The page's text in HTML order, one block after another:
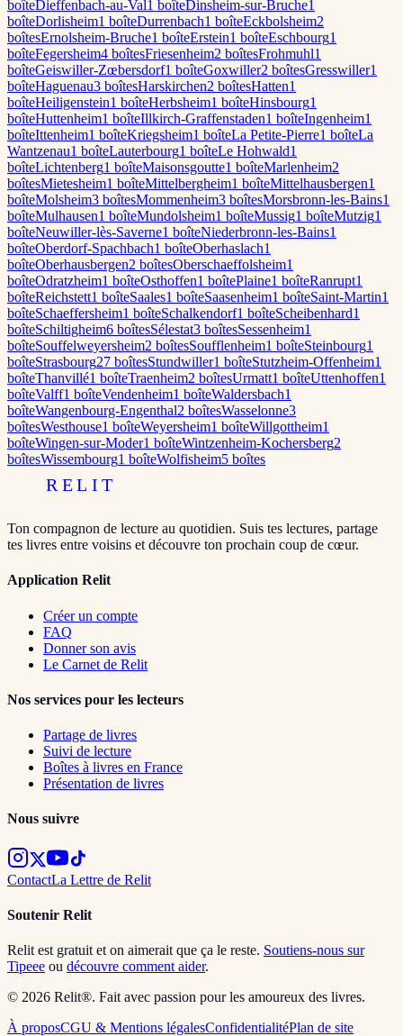
boîteDieffenbach-au-Val1 boîteDinsheim-sur-Bruche1
boîteDorlisheim1 boîteDurrenbach1 boîteEckbolsheim2
boîtesErnolsheim-Bruche1 boîteErstein1 boîteEschbourg1
boîteFegersheim4 boîtesFriesenheim2 boîtesFrohmuhl1
boîteGeiswiller-Zœbersdorf1 boîteGoxwiller2 boîtesGresswiller1
boîteHaguenau3 boîtesHarskirchen2 boîtesHatten1
boîteHeiligenstein1 boîteHerbsheim1 boîteHinsbourg1
boîteHuttenheim1 boîteIllkirch-Graffenstaden1 boîteIngenheim1
boîteIttenheim1 boîteKriegsheim1 boîteLa Petite-Pierre1 boîteLa
Wantzenau1 boîteLauterbourg1 boîteLe Hohwald1
boîteLichtenberg1 boîteMaisonsgoutte1 boîteMarlenheim2
boîtesMietesheim1 boîteMittelbergheim1 boîteMittelhausbergen1
boîteMolsheim3 boîtesMommenheim3 boîtesMorsbronn-les-Bains1
boîteMulhausen1 boîteMundolsheim1 boîteMussig1 boîteMutzig1
boîteNeuwiller-lès-Saverne1 boîteNiederbronn-les-Bains1
boîteOberdorf-Spachbach1 boîteOberhaslach1
boîteOberhausbergen2 boîtesOberschaeffolsheim1
boîteOdratzheim1 boîteOsthoffen1 boîtePlaine1 boîteRanrupt1
boîteReichstett1 boîteSaales1 boîteSaasenheim1 boîteSaint-Martin1
boîteSchaeffersheim1 boîteSchalkendorf1 boîteScheibenhard1
boîteSchiltigheim6 boîtesSélestat3 boîtesSessenheim1
boîteSouffelweyersheim2 boîtesSoufflenheim1 boîteSteinbourg1
boîteStrasbourg27 boîtesStundwiller1 boîteStutzheim-Offenheim1
boîteThanvillé1 boîteTraenheim2 boîtesUrmatt1 boîteUttenhoffen1
boîteValff1 boîteVendenheim1 boîteWaldersbach1
boîteWangenbourg-Engenthal2 boîtesWasselonne3
boîtesWesthouse1 boîteWeyersheim1 boîteWillgottheim1
boîteWingen-sur-Moder1 boîteWintzenheim-Kochersberg2
boîtesWissembourg1 boîteWolfisheim5 boîtes
RELIT
Ton compagnon de lecture au quotidien. Suis tes lectures, partage
tes livres entre voisins et découvre ton prochain coup de cœur.
Application Relit
Créer un compte
FAQ
Donner son avis
Le Carnet de Relit
Nos services pour les lecteurs
Partage de livres
Suivi de lecture
Boîtes à livres en France
Présentation de livres
Nous suivre
ContactLa Lettre de Relit
Soutenir Relit
Relit est gratuit et on aimerait que ça le reste. Soutiens-nous sur
Tipeee ou découvre comment aider.
© 2026 Relit®. Fait avec passion pour les amoureux des livres.
À proposCGU & Mentions légalesConfidentialitéPlan de site